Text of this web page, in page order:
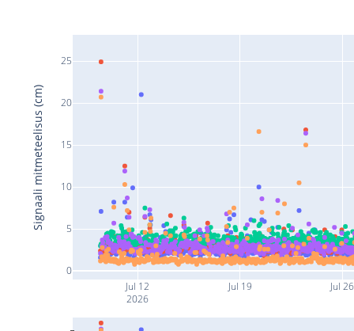
Jul 12
2026
Jul 19 Jul 26
0
5
10
15
20
25
Signaali mitmeteelisus (cm)